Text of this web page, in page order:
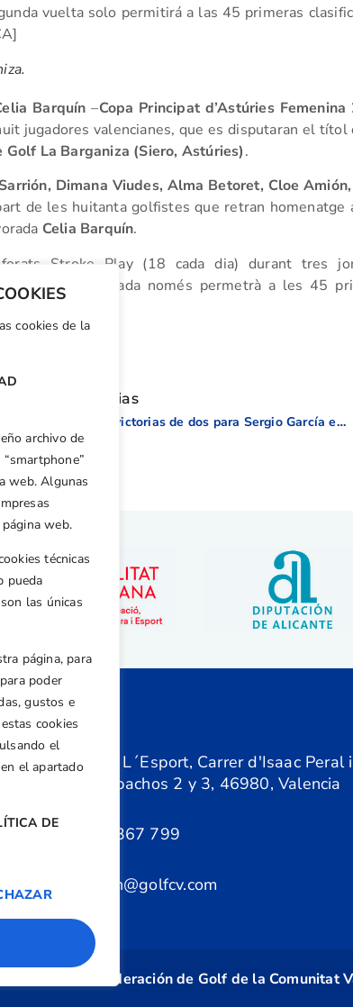
cookies de la
archivo de
web. Algunas
web.
técnicas
pueda
las únicas
página, para
poder
gustos e
cookies
el
el apartado
DE
vuelta solo permitirá a las 45 primeras
Barquín –Copa Principat d’Astúries Femenina
jugadores valencianes, que es disputaran el títol
Golf La Barganiza (Siero, Astúries).
Dimana Viudes, Alma Betoret, Cloe
de les huitanta golfistes que retran homenatge
Celia Barquín.
Stroke Play (18 cada dia) durant tres
la segona tornada només permetrà a les 45
Otras noticias
Dos victorias de dos para Sergio García en el WGC
Centre de L´Esport, Carrer d'Isaac Peral
Nº 5, Despachos 2 y 3, 46980, Valencia
+34 961 367 799
federacion@golfcv.com
Federación de Golf de la Comunitat